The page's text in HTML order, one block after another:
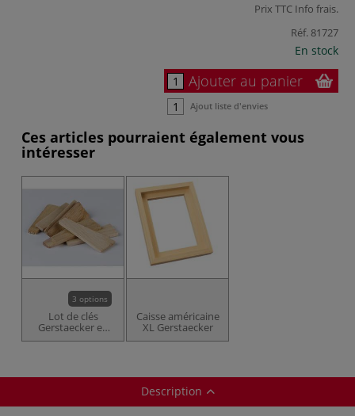
Prix TTC Info frais.
Réf. 81727
En stock
Ajouter au panier
Ajout liste d'envies
Ces articles pourraient également vous
intéresser
3 options
Lot de clés
Gerstaecker en
hêtre
Caisse américaine
XL Gerstaecker
Description